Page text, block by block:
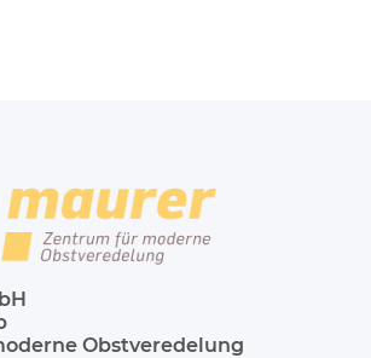
Obstveredelung